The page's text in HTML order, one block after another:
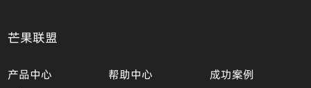
芒果联盟
产品中心 帮助中心 成功案例